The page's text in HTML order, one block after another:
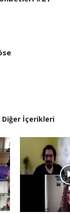
Diğer İçerikleri